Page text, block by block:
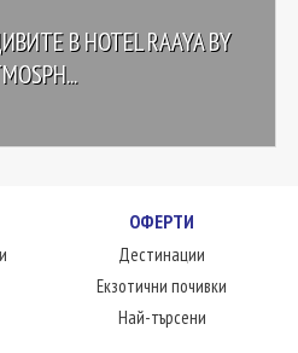
В HOTEL RAAYA BY
ОФЕРТИ
Дестинации
Екзотични почивки
Най-търсени